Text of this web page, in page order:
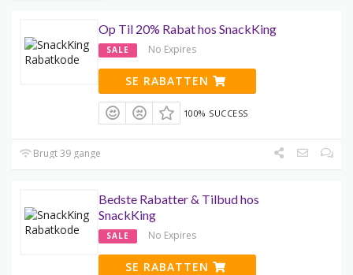
Op Til 20% Rabat hos SnackKing
SALE No Expires
SE RABATTEN
100% SUCCESS
Brugt 39 gange
Bedste Rabatter & Tilbud hos
SnackKing
SALE No Expires
SE RABATTEN